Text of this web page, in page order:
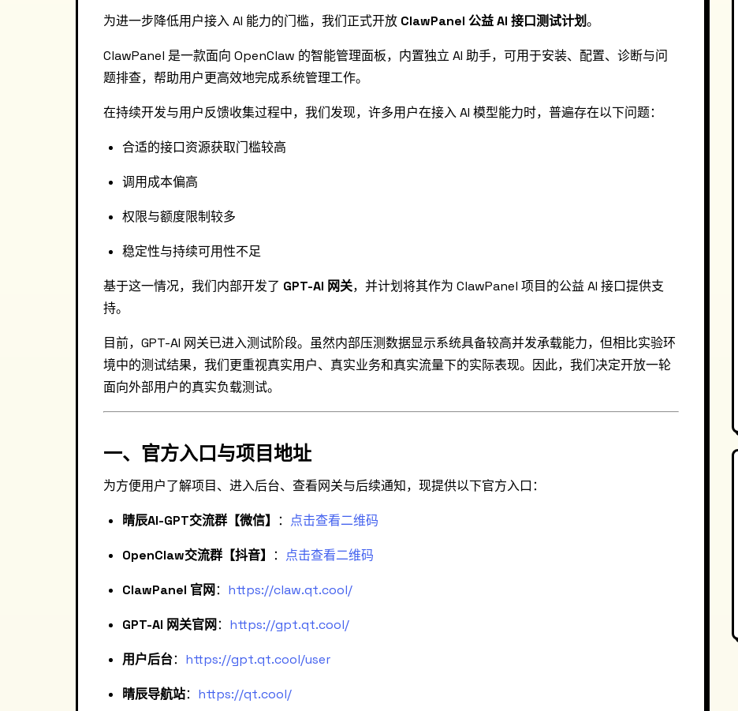
为进一步降低用户接入 AI 能力的门槛，我们正式开放 ClawPanel 公益 AI 接口测试计划。
ClawPanel 是一款面向 OpenClaw 的智能管理面板，内置独立 AI 助手，可用于安装、配置、诊断与问
题排查，帮助用户更高效地完成系统管理工作。
在持续开发与用户反馈收集过程中，我们发现，许多用户在接入 AI 模型能力时，普遍存在以下问题：
合适的接口资源获取门槛较高
调用成本偏高
权限与额度限制较多
稳定性与持续可用性不足
基于这一情况，我们内部开发了 GPT-AI 网关，并计划将其作为 ClawPanel 项目的公益 AI 接口提供支
持。
目前，GPT-AI 网关已进入测试阶段。虽然内部压测数据显示系统具备较高并发承载能力，但相比实验环
境中的测试结果，我们更重视真实用户、真实业务和真实流量下的实际表现。因此，我们决定开放一轮
面向外部用户的真实负载测试。
一、官方入口与项目地址
为方便用户了解项目、进入后台、查看网关与后续通知，现提供以下官方入口：
晴辰AI-GPT交流群【微信】 ： 点击查看二维码
OpenClaw交流群【抖音】 ： 点击查看二维码
ClawPanel 官网 ： https://claw.qt.cool/
GPT-AI 网关官网 ： https://gpt.qt.cool/
用户后台： https://gpt.qt.cool/user
晴辰导航站： https://qt.cool/